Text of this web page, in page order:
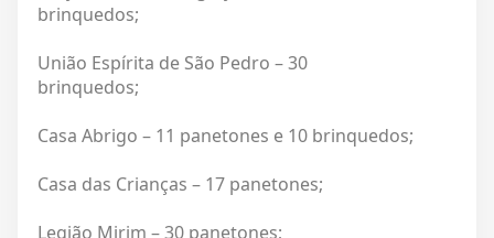
brinquedos;
União Espírita de São Pedro – 30
brinquedos;
Casa Abrigo – 11 panetones e 10 brinquedos;
Casa das Crianças – 17 panetones;
Legião Mirim – 30 panetones;